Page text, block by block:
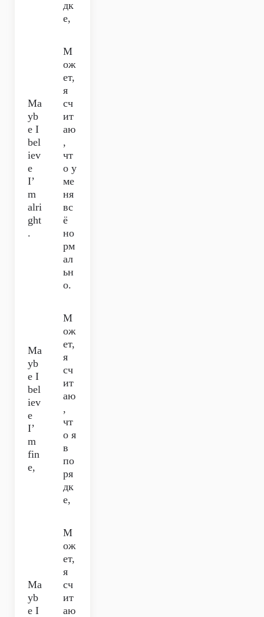
дк
е,
Ma
yb
e I
bel
iev
e
I’
m
alri
ght
.
М
ож
ет,
я
сч
ит
аю
,
чт
о у
ме
ня
вс
ё
но
рм
ал
ьн
о.
Ma
yb
e I
bel
iev
e
I’
m
fin
e,
М
ож
ет,
я
сч
ит
аю
,
чт
о я
в
по
ря
дк
е,
Ma
yb
e I
М
ож
ет,
я
сч
ит
аю